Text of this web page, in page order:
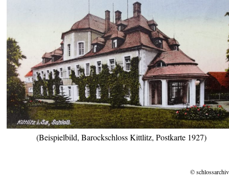
(Beispielbild, Barockschloss Kittlitz, Postkarte 1927)
©